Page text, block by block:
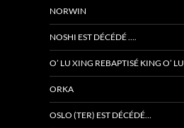
NORWIN
NOSHI EST DÉCÉDÉ ….
O’ LU XING REBAPTISÉ KING O’ LU
ORKA
OSLO (TER) EST DÉCÉDÉ…